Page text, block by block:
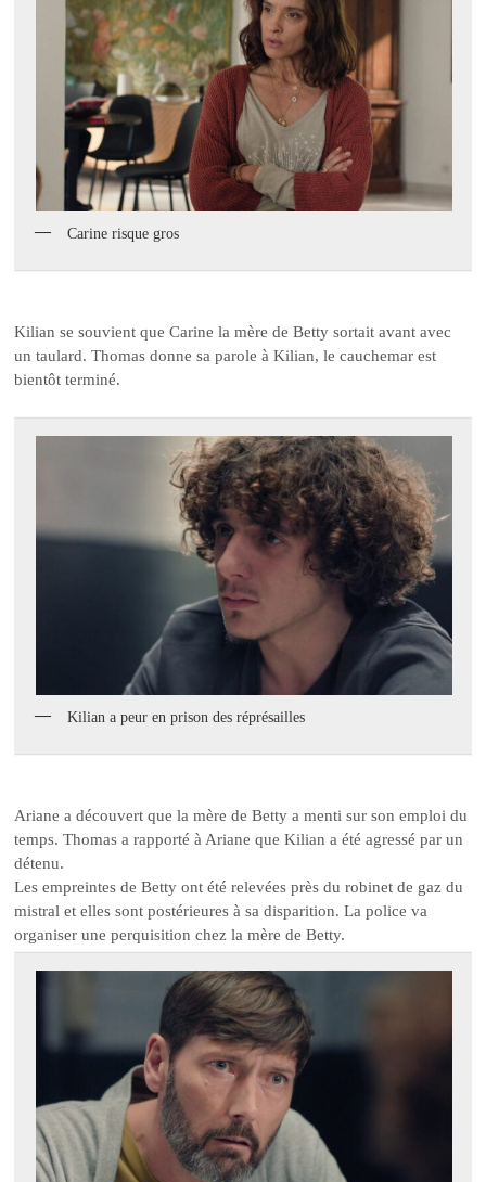
Carine risque gros
Kilian se souvient que Carine la mère de Betty sortait avant avec
un taulard. Thomas donne sa parole à Kilian, le cauchemar est
bientôt terminé.
Kilian a peur en prison des réprésailles
Ariane a découvert que la mère de Betty a menti sur son emploi du
temps. Thomas a rapporté à Ariane que Kilian a été agressé par un
détenu.
Les empreintes de Betty ont été relevées près du robinet de gaz du
mistral et elles sont postérieures à sa disparition. La police va
organiser une perquisition chez la mère de Betty.